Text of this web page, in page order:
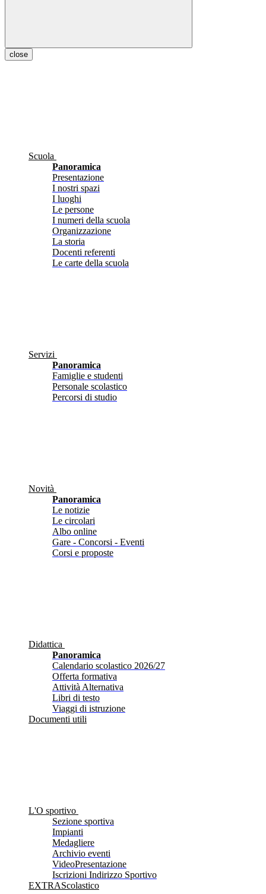
close
Scuola
Panoramica
Presentazione
I nostri spazi
I luoghi
Le persone
I numeri della scuola
Organizzazione
La storia
Docenti referenti
Le carte della scuola
Servizi
Panoramica
Famiglie e studenti
Personale scolastico
Percorsi di studio
Novità
Panoramica
Le notizie
Le circolari
Albo online
Gare - Concorsi - Eventi
Corsi e proposte
Didattica
Panoramica
Calendario scolastico 2026/27
Offerta formativa
Attività Alternativa
Libri di testo
Viaggi di istruzione
Documenti utili
L'O sportivo
Sezione sportiva
Impianti
Medagliere
Archivio eventi
VideoPresentazione
Iscrizioni Indirizzo Sportivo
EXTRAScolastico